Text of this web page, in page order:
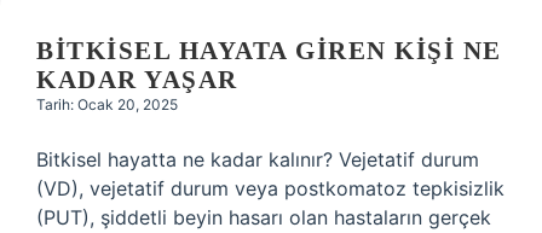
BITKISEL HAYATA GIREN KIŞI NE
KADAR YAŞAR
Tarih: Ocak 20, 2025
Bitkisel hayatta ne kadar kalınır? Vejetatif durum
(VD), vejetatif durum veya postkomatoz tepkisizlik
(PUT), şiddetli beyin hasarı olan hastaların gerçek